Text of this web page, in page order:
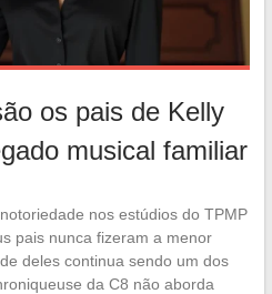
os pais de Kelly
musical familiar
nos estúdios do TPMP
pais nunca fizeram a menor
deles continua sendo um dos
da C8 não aborda